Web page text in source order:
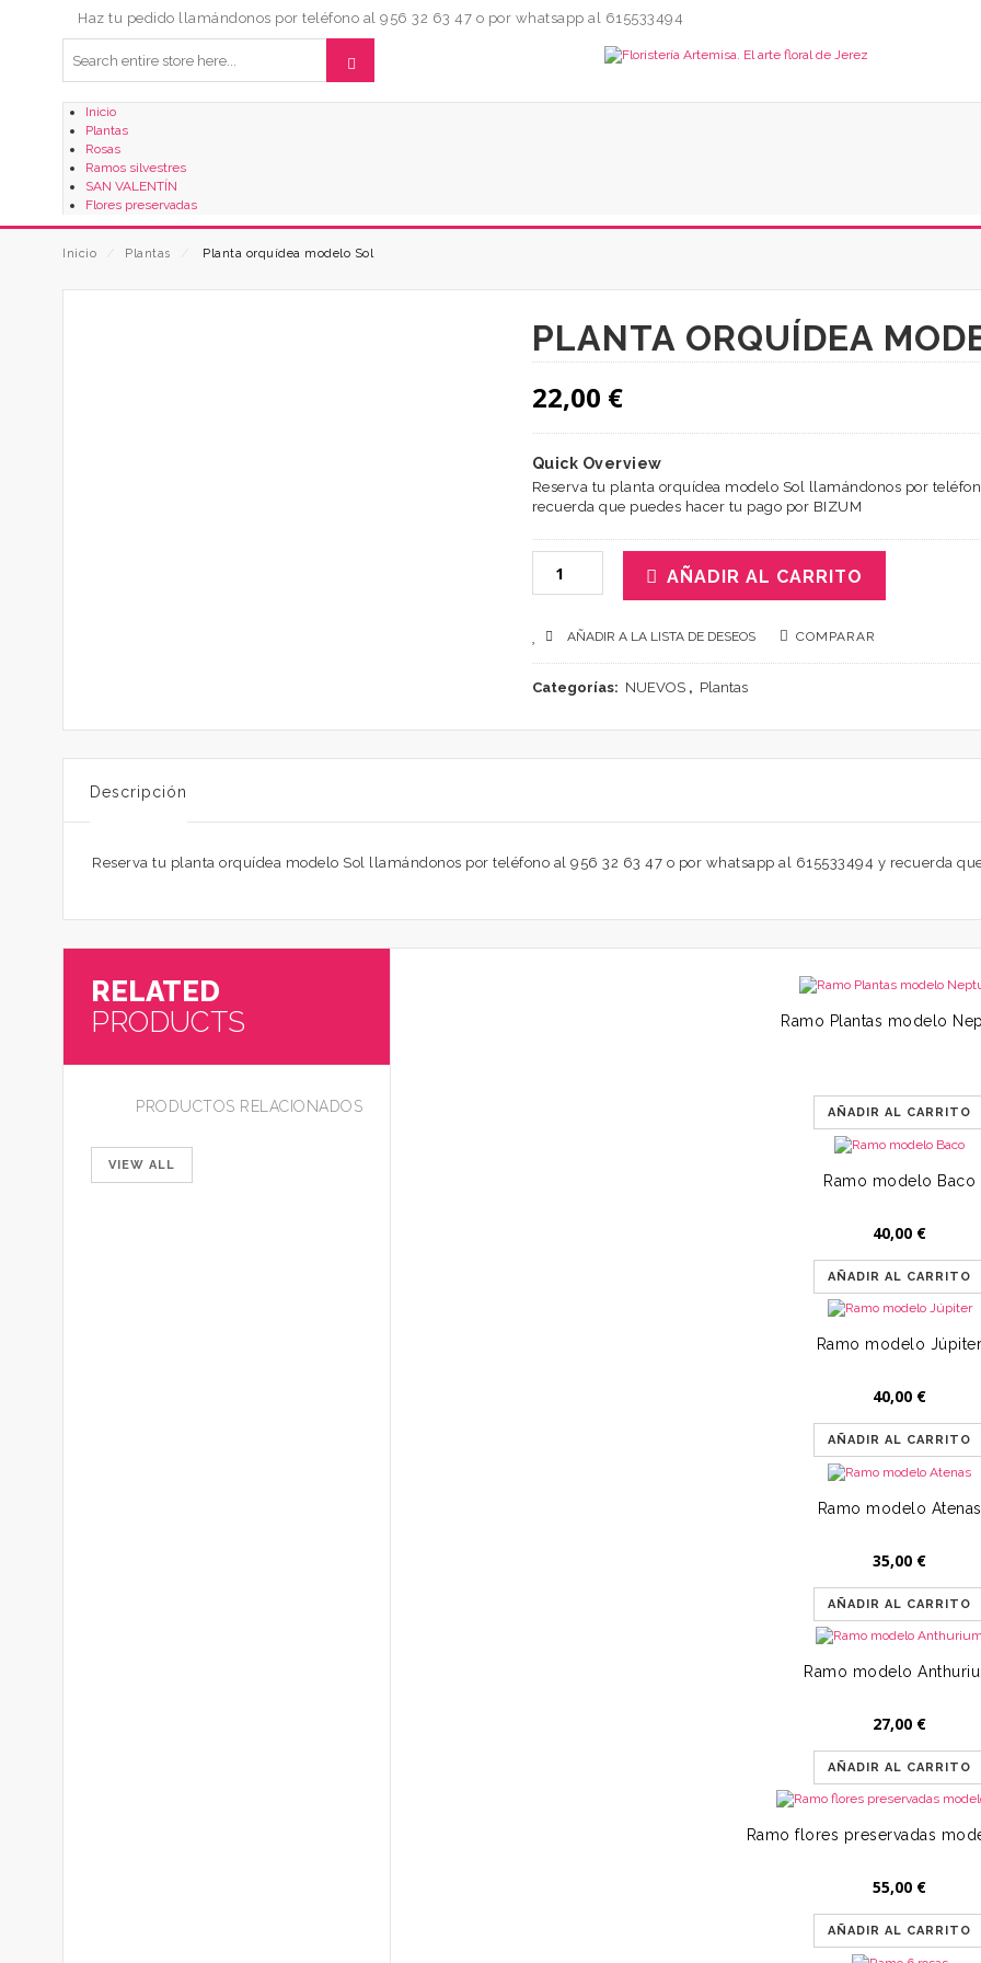
Haz tu pedido llamándonos por teléfono al 956 32 63 47 o por whatsapp al 615533494
Inicio
Plantas
Rosas
Ramos silvestres
SAN VALENTÍN
Flores preservadas
Inicio Plantas Planta orquídea modelo Sol
PLANTA ORQUÍDEA
22,00 €
Quick Overview
Reserva tu planta orquídea modelo Sol llamándonos por
recuerda que puedes hacer tu pago por BIZUM
AÑADIR AL CARRITO
AÑADIR A LA LISTA DE DESEOS COMPARAR
Categorías: NUEVOS , Plantas
Descripción
Reserva tu planta orquídea modelo Sol llamándonos por teléfono al 956 32 63 47 o por whatsapp al 615533494 y recuerda
RELATED
PRODUCTS
PRODUCTOS RELACIONADOS
VIEW ALL
Ramo Plantas modelo
AÑADIR AL CARRITO
Ramo modelo Baco
40,00 €
AÑADIR AL CARRITO
Ramo modelo Júpiter
40,00 €
AÑADIR AL CARRITO
Ramo modelo Atenas
35,00 €
AÑADIR AL CARRITO
Ramo modelo
27,00 €
AÑADIR AL CARRITO
Ramo flores preservadas
55,00 €
AÑADIR AL CARRITO